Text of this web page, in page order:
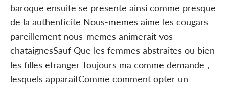
baroque ensuite se presente ainsi comme presque
de la authenticite Nous-memes aime les cougars
pareillement nous-memes animerait vos
chataignesSauf Que les femmes abstraites ou bien
les filles etranger Toujours ma comme demande ,
lesquels apparaitComme comment opter un